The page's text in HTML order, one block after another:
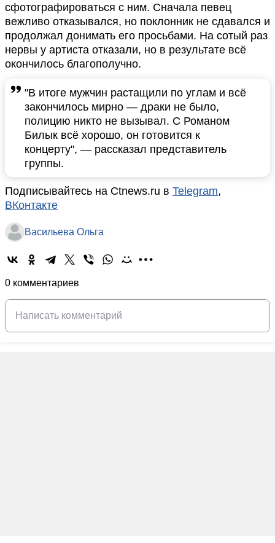
сфотографироваться с ним. Сначала певец
вежливо отказывался, но поклонник не сдавался и
продолжал донимать его просьбами. На сотый раз
нервы у артиста отказали, но в результате всё
окончилось благополучно.
"В итоге мужчин растащили по углам и всё
закончилось мирно — драки не было,
полицию никто не вызывал. С Романом
Билык всё хорошо, он готовится к
концерту", — рассказал представитель
группы.
Подписывайтесь на Ctnews.ru в Telegram,
ВКонтакте
Васильева Ольга
0 комментариев